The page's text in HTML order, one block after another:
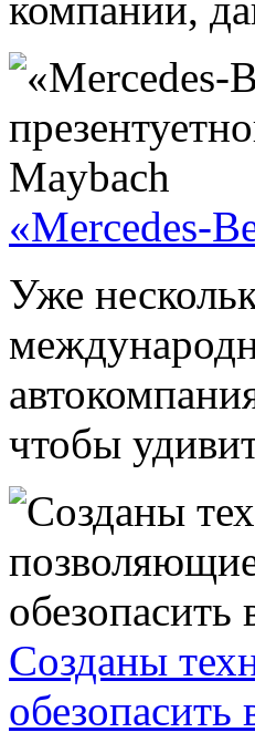
компании,
«Mercedes-
Уже
чтобы
Созданы
обезопасить